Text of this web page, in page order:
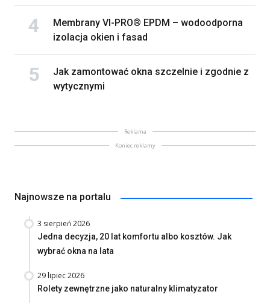
Membrany VI-PRO® EPDM – wodoodporna
izolacja okien i fasad
Jak zamontować okna szczelnie i zgodnie z
wytycznymi
Reklama
Koniec reklamy
Najnowsze na portalu
3 sierpień 2026
Jedna decyzja, 20 lat komfortu albo kosztów. Jak
wybrać okna na lata
29 lipiec 2026
Rolety zewnętrzne jako naturalny klimatyzator